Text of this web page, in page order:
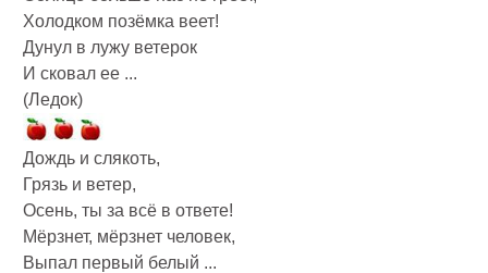
Холодком позёмка веет!
Дунул в лужу ветерок
И сковал ее ...
(Ледок)
Дождь и слякоть,
Грязь и ветер,
Осень, ты за всё в ответе!
Мёрзнет, мёрзнет человек,
Выпал первый белый ...